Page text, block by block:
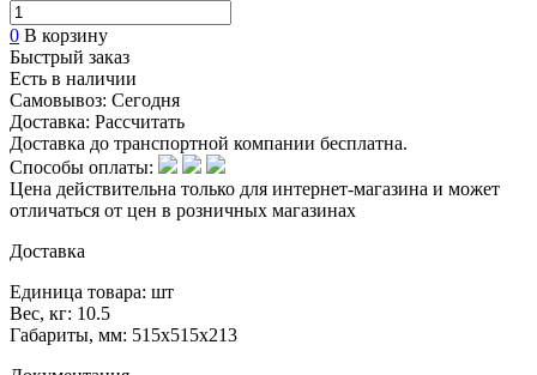
0 В корзину
Быстрый заказ
Есть в наличии
Самовывоз: Сегодня
Доставка: Рассчитать
Доставка до транспортной компании бесплатна.
Способы оплаты:
Цена действительна только для интернет-магазина и может
отличаться от цен в розничных магазинах
Доставка
Единица товара: шт
Вес, кг: 10.5
Габариты, мм: 515x515x213